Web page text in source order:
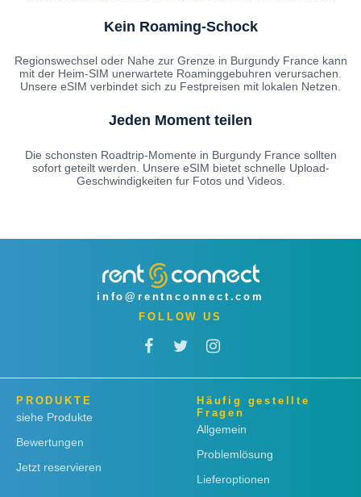
Kein Roaming-Schock
Regionswechsel oder Nahe zur Grenze in Burgundy France kann
mit der Heim-SIM unerwartete Roaminggebuhren verursachen.
Unsere eSIM verbindet sich zu Festpreisen mit lokalen Netzen.
Jeden Moment teilen
Die schonsten Roadtrip-Momente in Burgundy France sollten
sofort geteilt werden. Unsere eSIM bietet schnelle Upload-
Geschwindigkeiten fur Fotos und Videos.
info@rentnconnect.com
FOLLOW US
PRODUKTE
siehe Produkte
Bewertungen
Jetzt reservieren
Häufig gestellte
Fragen
Allgemein
Problemlösung
Lieferoptionen